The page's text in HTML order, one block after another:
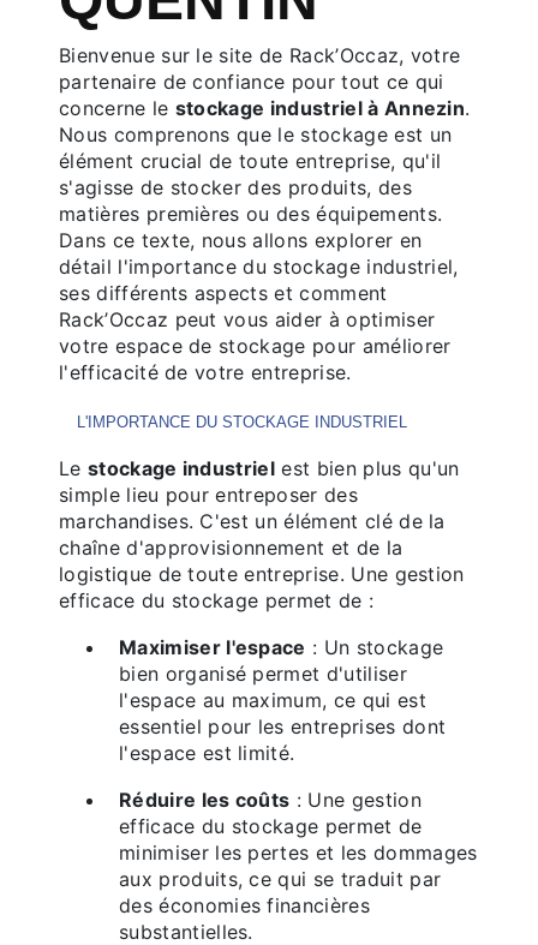
Bienvenue sur le site de Rack’Occaz, votre
partenaire de confiance pour tout ce qui
concerne le stockage industriel à Annezin.
Nous comprenons que le stockage est un
élément crucial de toute entreprise, qu'il
s'agisse de stocker des produits, des
matières premières ou des équipements.
Dans ce texte, nous allons explorer en
détail l'importance du stockage industriel,
ses différents aspects et comment
Rack’Occaz peut vous aider à optimiser
votre espace de stockage pour améliorer
l'efficacité de votre entreprise.
L'IMPORTANCE DU STOCKAGE INDUSTRIEL
Le stockage industriel est bien plus qu'un
simple lieu pour entreposer des
marchandises. C'est un élément clé de la
chaîne d'approvisionnement et de la
logistique de toute entreprise. Une gestion
efficace du stockage permet de :
Maximiser l'espace : Un stockage
bien organisé permet d'utiliser
l'espace au maximum, ce qui est
essentiel pour les entreprises dont
l'espace est limité.
Réduire les coûts : Une gestion
efficace du stockage permet de
minimiser les pertes et les dommages
aux produits, ce qui se traduit par
des économies financières
substantielles.